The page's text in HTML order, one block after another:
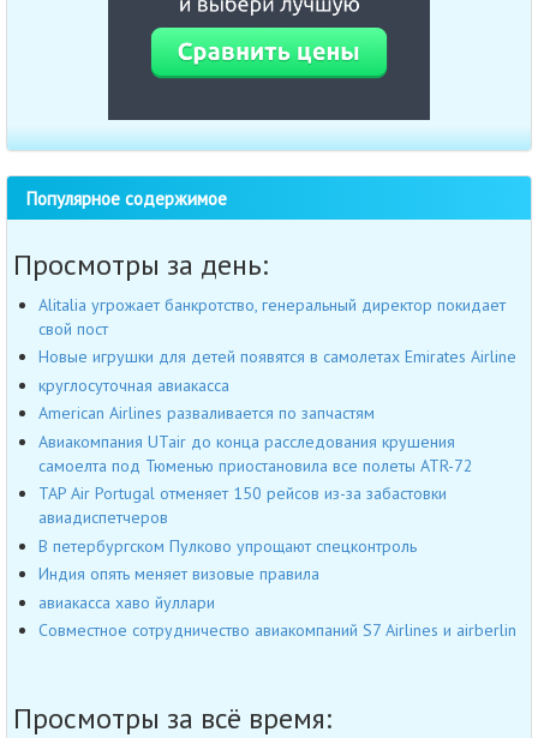
Популярное содержимое
Просмотры за день:
Alitalia угрожает банкротство, генеральный директор покидает
свой пост
Новые игрушки для детей появятся в самолетах Emirates Airline
круглосуточная авиакасса
American Airlines разваливается по запчастям
Авиакомпания UTair до конца расследования крушения
самоелта под Тюменью приостановила все полеты ATR-72
TAP Air Portugal отменяет 150 рейсов из-за забастовки
авиадиспетчеров
В петербургском Пулково упрощают спецконтроль
Индия опять меняет визовые правила
авиакасса хаво йуллари
Совместное сотрудничество авиакомпаний S7 Airlines и airberlin
Просмотры за всё время: